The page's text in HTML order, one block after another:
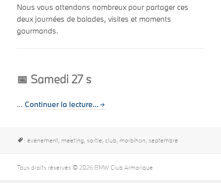
Nous vous attendons nombreux pour partager ces
deux journées de balades, visites et moments
gourmands.
📅 Samedi 27 s
... Continuer la lecture...
événement, meeting, sortie, club, morbihan, septembre
Tous droits réservés © 2026 BMW Club Armorique